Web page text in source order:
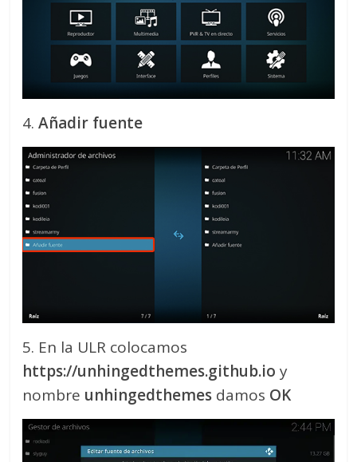
4.Añadir fuente
5. En la ULR colocamos
https://unhingedthemes.github.io y
nombre unhingedthemes damos OK